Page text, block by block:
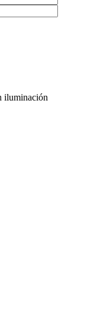
iluminación